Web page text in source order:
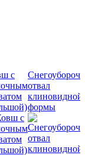
с
отвал
клиновидной
формы